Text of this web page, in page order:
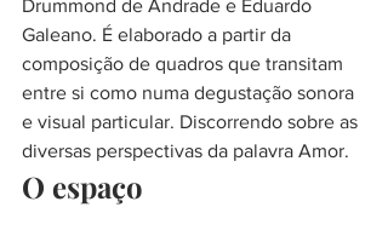
Drummond de Andrade e Eduardo
Galeano. É elaborado a partir da
composição de quadros que transitam
entre si como numa degustação sonora
e visual particular. Discorrendo sobre as
diversas perspectivas da palavra Amor.
O espaço